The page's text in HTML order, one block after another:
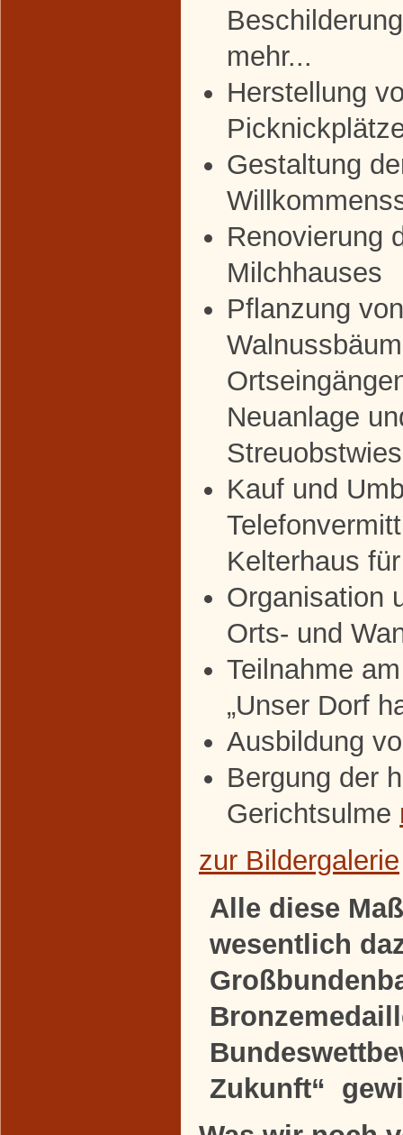
mehr...
Herstellung
Gestaltung
Renovierung
Milchhauses
Pflanzung
Neuanlage
Kauf und
Kelterhaus
Organisation
Orts- und
Teilnahme
„Unser Dorf
Ausbildung
Bergung der
Gerichtsulme
zur Bildergalerie
Alle diese
wesentlich
Zukunft“